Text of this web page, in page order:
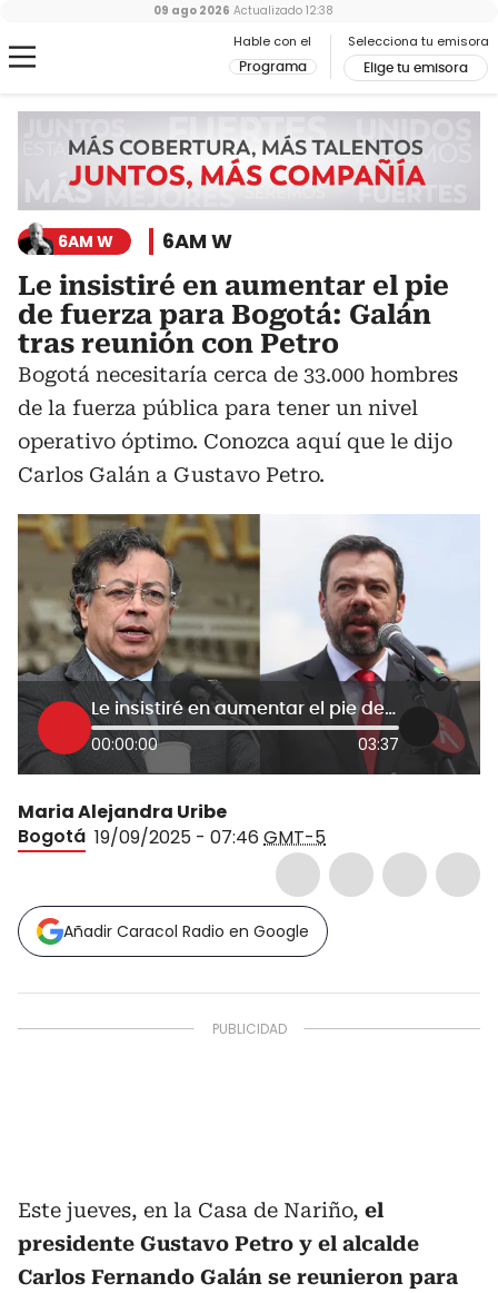
Hable con el
Programa
Selecciona tu emisora
Elige tu emisora
09 ago 2026 Actualizado 12:38
6AM W 6AM W
Le insistiré en aumentar el pie
de fuerza para Bogotá: Galán
tras reunión con Petro
Bogotá necesitaría cerca de 33.000 hombres
de la fuerza pública para tener un nivel
operativo óptimo. Conozca aquí que le dijo
Carlos Galán a Gustavo Petro.
Le insistiré en aumentar el pie de fuerza para Bogotá: Galán tras reunión con Petro
00:00:00 03:37
Maria Alejandra Uribe
Bogotá 19/09/2025 - 07:46 GMT-5
Añadir Caracol Radio en Google
Este jueves, en la Casa de Nariño, el
presidente Gustavo Petro y el alcalde
Carlos Fernando Galán se reunieron para